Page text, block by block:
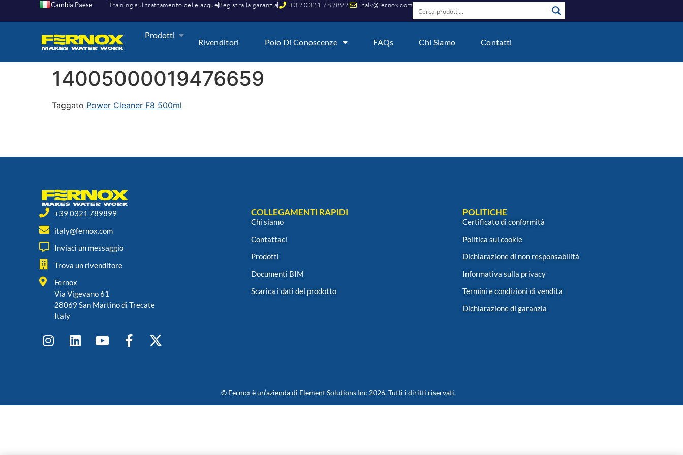
Cambia Paese Training sul trattamento delle acqueRegistra la garanzia +39 0321 789899 italy@fernox.com
Prodotti
Rivenditori Polo Di Conoscenze FAQs Chi Siamo Contatti
14005000019476659
Taggato Power Cleaner F8 500ml
+39 0321 789899
italy@fernox.com
Inviaci un messaggio
Trova un rivenditore
Fernox
Via Vigevano 61
28069 San Martino di Trecate
Italy
COLLEGAMENTI RAPIDI
Chi siamo
Contattaci
Prodotti
Documenti BIM
Scarica i dati del prodotto
POLITICHE
Certificato di conformità
Politica sui cookie
Dichiarazione di non responsabilità
Informativa sulla privacy
Termini e condizioni di vendita
Dichiarazione di garanzia
© Fernox è un’azienda di Element Solutions Inc 2026. Tutti i diritti riservati.